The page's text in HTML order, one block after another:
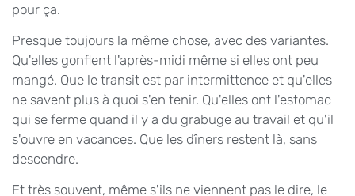
pour ça.
Presque toujours la même chose, avec des variantes.
Qu'elles gonflent l'après-midi même si elles ont peu
mangé. Que le transit est par intermittence et qu'elles
ne savent plus à quoi s'en tenir. Qu'elles ont l'estomac
qui se ferme quand il y a du grabuge au travail et qu'il
s'ouvre en vacances. Que les dîners restent là, sans
descendre.
Et très souvent, même s'ils ne viennent pas le dire, le